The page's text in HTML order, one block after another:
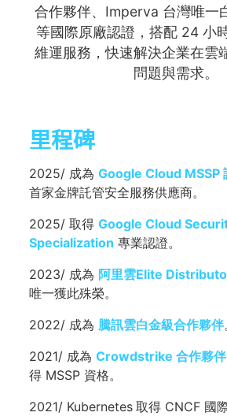
合作夥伴、Imperva 台灣唯一
等國際原廠認證，搭配 24 小
維運服務，快速解決企業在雲
問題與需求。
里程碑
2025/ 成為Google Cloud MSSP
首家金牌託管安全服務供應商。
2025/ 取得Google Cloud
Specialization 專業認證。
2023/ 成為 阿里雲Elite
唯一獲此殊榮。
2022/ 成為 騰訊雲白金級合作夥伴
2021/ 成為Crowdstrike 合作夥伴
得 MSSP 資格。
2021/ Kubernetes 取得 CNCF 國